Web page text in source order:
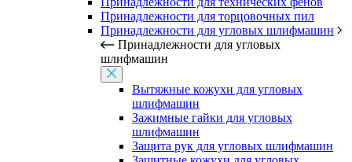
Принадлежности для торцовочных пил
Принадлежности для угловых шлифмашин
Принадлежности для угловых
шлифмашин
Вытяжные кожухи для угловых
шлифмашин
Зажимные гайки для угловых
шлифмашин
Защита рук для угловых шлифмашин